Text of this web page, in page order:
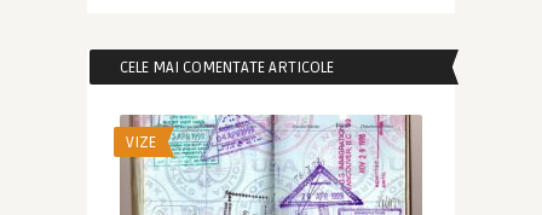
CELE MAI COMENTATE ARTICOLE
VIZE